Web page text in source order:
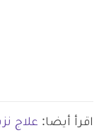
اقرأ أيضا: علاج